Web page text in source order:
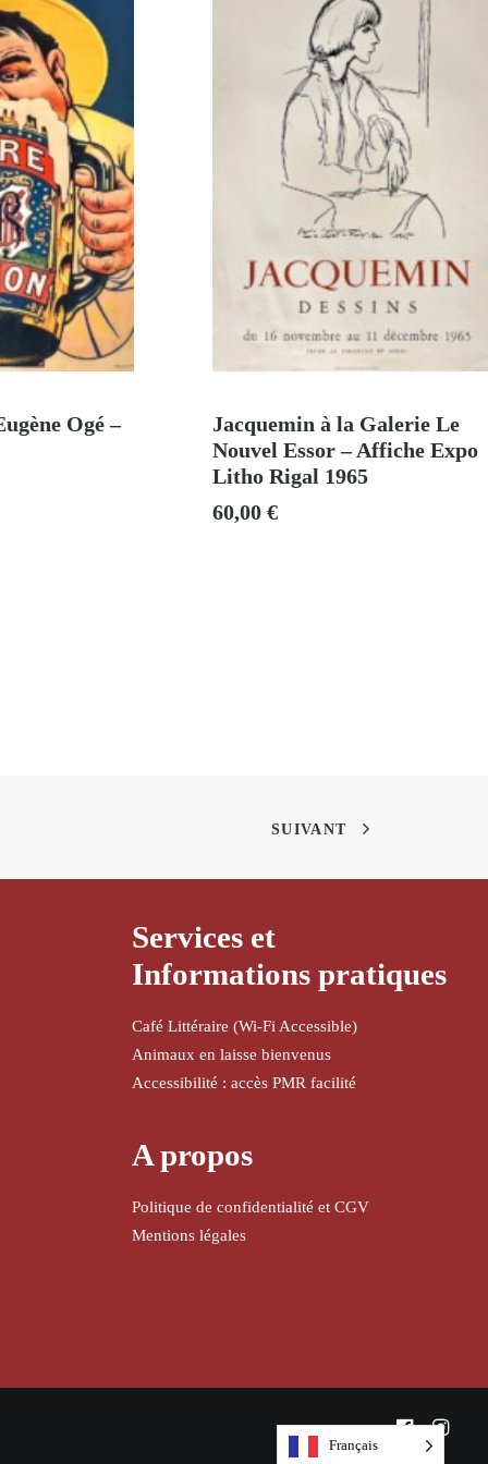
Ogé –
Jacquemin à la Galerie Le
Nouvel Essor – Affiche Expo
Litho Rigal 1965
60,00€
SUIVANT
Services et
Informations pratiques
Café Littéraire (Wi-Fi Accessible)
Animaux en laisse bienvenus
Accessibilité : accès PMR facilité
A propos
Politique de confidentialité et CGV
Mentions légales
Français